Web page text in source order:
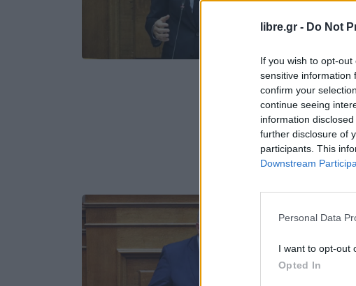
libre.gr - Do Not
If you wish to opt-
sensitive information
confirm your
continue seeing
information
further disclosure of
participants. This
Downstream
Personal Data
I want to opt-out
Opted In
Η